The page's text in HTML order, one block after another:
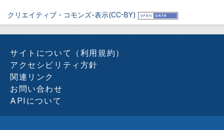
クリエイティブ・コモンズ-表示(CC-BY)
サイトについて（利用規約）
アクセシビリティ方針
関連リンク
お問い合わせ
APIについて